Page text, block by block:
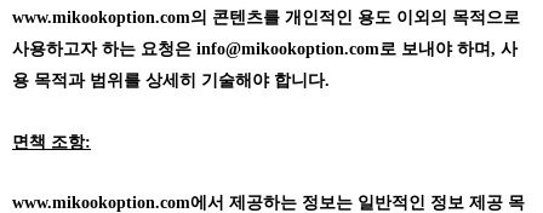
www.mikookoption.com의 콘텐츠를 개인적인 용도 이외의 목적으로
사용하고자 하는 요청은 info@mikookoption.com로 보내야 하며, 사
용 목적과 범위를 상세히 기술해야 합니다.
면책 조항:
www.mikookoption.com에서 제공하는 정보는 일반적인 정보 제공 목